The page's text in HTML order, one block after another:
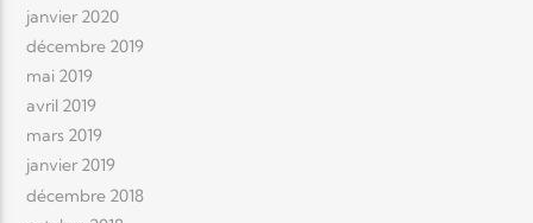
janvier 2020
décembre 2019
mai 2019
avril 2019
mars 2019
janvier 2019
décembre 2018